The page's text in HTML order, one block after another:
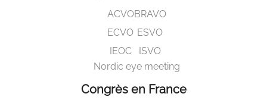
ACVO
ECVO
IEOC
BRAVO
ESVO
ISVO
Nordic eye meeting
Congrès en France